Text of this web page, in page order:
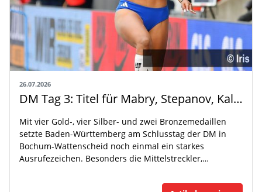
26.07.2026
DM Tag 3: Titel für Mabry, Stepanov, Kallabis und Assani
Mit vier Gold-, vier Silber- und zwei Bronzemedaillen
setzte Baden-Württemberg am Schlusstag der DM in
Bochum-Wattenscheid noch einmal ein starkes
Ausrufezeichen. Besonders die Mittelstreckler,…